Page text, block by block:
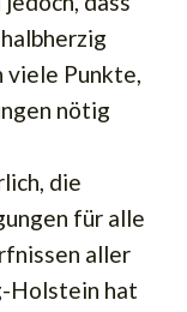
viele Punkte,
nötig
die
für alle
aller
Holstein hat